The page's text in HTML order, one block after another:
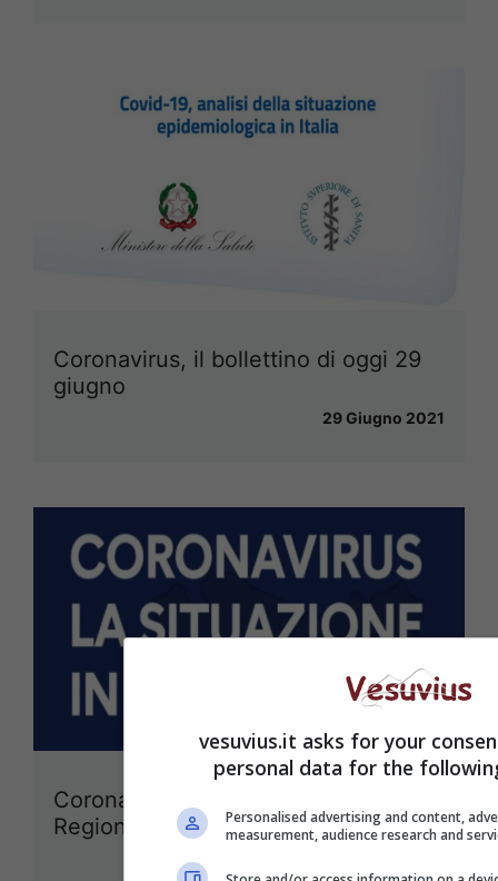
Coronavirus, il bollettino di oggi 29
giugno
29 Giugno 2021
Coronavirus Campania, il bollettino
Regione di oggi 29 giugno
vesuvius.it asks for your
personal data for the
Personalised advertising and content,
measurement, audience research and